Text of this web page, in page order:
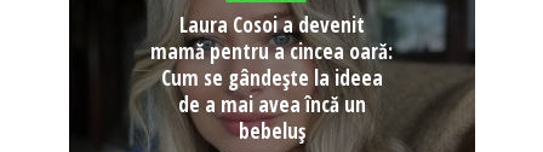
Laura Cosoi a devenit
mamă pentru a cincea oară:
Cum se gândește la ideea
de a mai avea încă un
bebeluș